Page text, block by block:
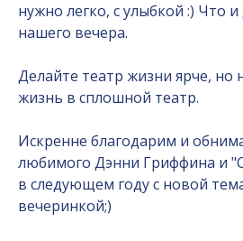
нужно легко, с улыбкой :) Что и
нашего вечера.
Делайте театр жизни ярче, но
жизнь в сплошной театр.
Искренне благодарим и
любимого Дэнни Гриффина и
в следующем году с новой
вечеринкой;)